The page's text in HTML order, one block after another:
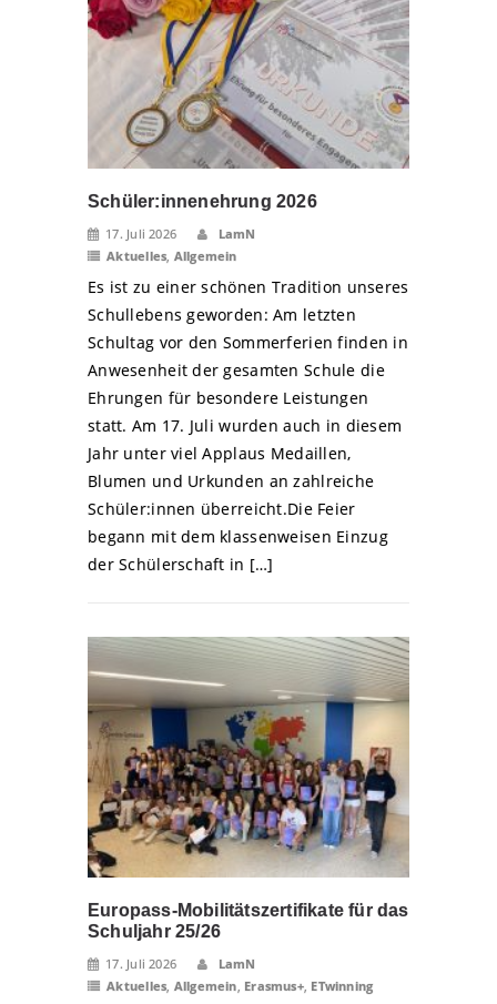
Schüler:innenehrung 2026
17. Juli 2026
LamN
Aktuelles, Allgemein
Es ist zu einer schönen Tradition unseres
Schullebens geworden: Am letzten
Schultag vor den Sommerferien finden in
Anwesenheit der gesamten Schule die
Ehrungen für besondere Leistungen
statt. Am 17. Juli wurden auch in diesem
Jahr unter viel Applaus Medaillen,
Blumen und Urkunden an zahlreiche
Schüler:innen überreicht.Die Feier
begann mit dem klassenweisen Einzug
der Schülerschaft in […]
Europass-Mobilitätszertifikate für das
Schuljahr 25/26
17. Juli 2026
LamN
Aktuelles, Allgemein, Erasmus+, ETwinning